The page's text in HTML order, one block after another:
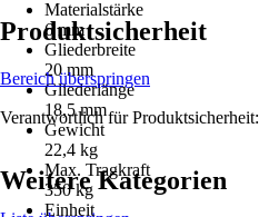
Materialstärke
6 mm
Gliederbreite
20 mm
Gliederlänge
18,5 mm
Gewicht
22,4 kg
Max. Tragkraft
350 kg
Einheit
Produktsicherheit
Bereich überspringen
Verantwortlich für Produktsicherheit:
Weitere Kategorien